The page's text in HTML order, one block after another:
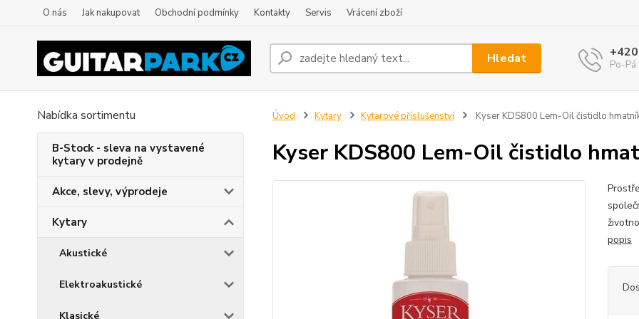
O nás Jak nakupovat Obchodní podmínky Kontakty Servis Vrácení zboží
Hledat Po-
Nabídka sortimentu
B-Stock - sleva na vystavené
kytary v prodejně
Akce, slevy, výprodeje
Kytary
Akustické
Elektroakustické
Klasické
Úvod Kytary Kytarové příslušenství Kyser KDS800 Lem-Oil čistidlo
Kyser KDS800 Lem-Oil čistidlo
popis